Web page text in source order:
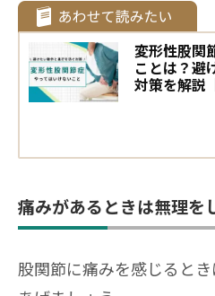
変形性股関
ことは？避
対策を解説
痛みがあるときは無理を
股関節に痛みを感じると